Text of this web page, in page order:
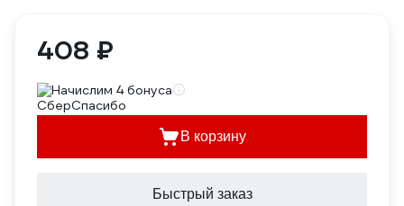
408 ₽
Начислим 4 бонуса
В корзину
Быстрый заказ